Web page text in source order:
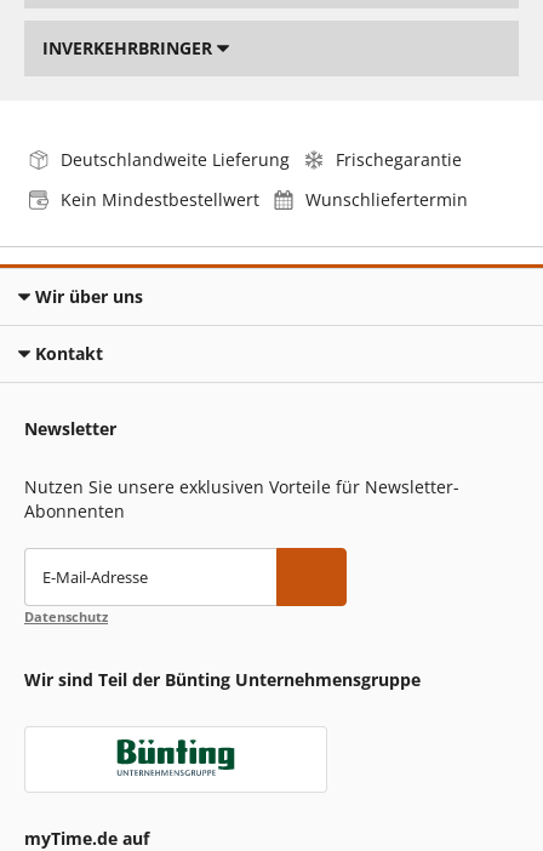
INVERKEHRBRINGER
Deutschlandweite Lieferung
Frischegarantie
Kein Mindestbestellwert
Wunschliefertermin
Wir über uns
Kontakt
Newsletter
Nutzen Sie unsere exklusiven Vorteile für Newsletter-
Abonnenten
E-Mail-Adresse
Datenschutz
Wir sind Teil der Bünting Unternehmensgruppe
myTime.de auf